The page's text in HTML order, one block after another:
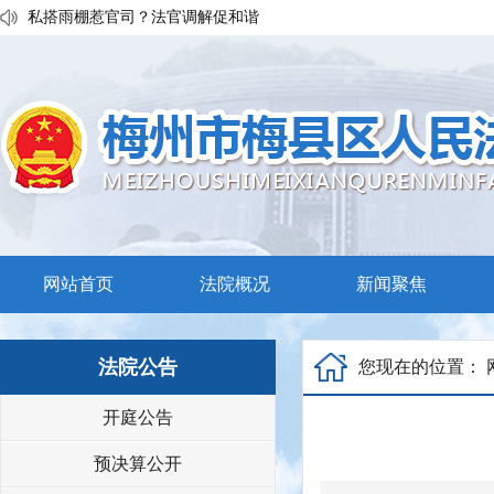
执行发力兑现交通赔付！梅县区法院温情调解保障民生诉求
网站首页 法院概况 新闻聚焦
法院公告
开庭公告
预决算公开
您现在的位置：